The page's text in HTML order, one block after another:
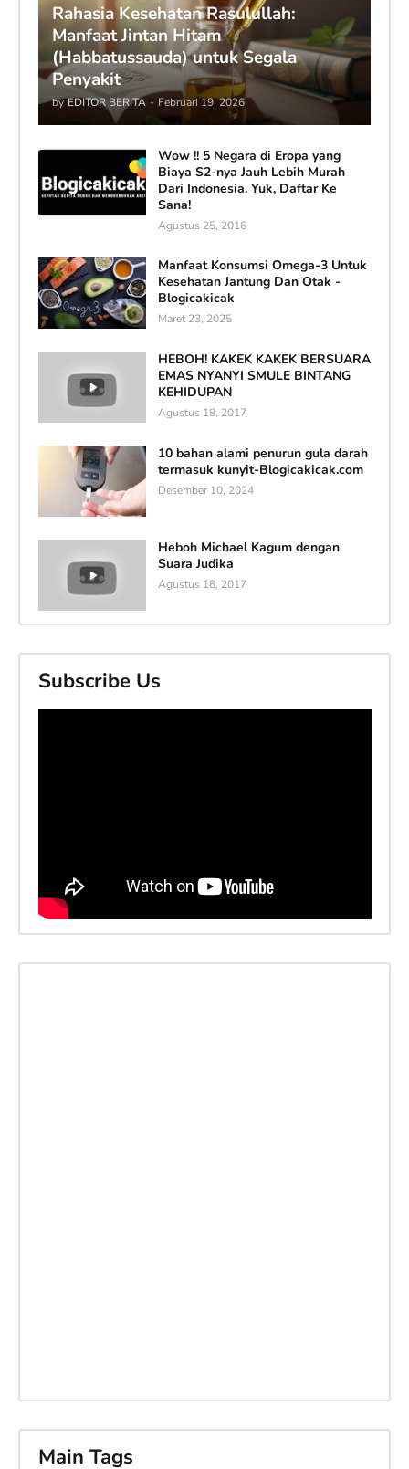
Rahasia Kesehatan Rasulullah:
Manfaat Jintan Hitam
(Habbatussauda) untuk Segala
Penyakit
by EDITOR BERITA - Februari 19, 2026
Wow !! 5 Negara di Eropa yang
Biaya S2-nya Jauh Lebih Murah
Dari Indonesia. Yuk, Daftar Ke
Sana!
Agustus 25, 2016
Manfaat Konsumsi Omega-3 Untuk
Kesehatan Jantung Dan Otak -
Blogicakicak
Maret 23, 2025
HEBOH! KAKEK KAKEK BERSUARA
EMAS NYANYI SMULE BINTANG
KEHIDUPAN
Agustus 18, 2017
10 bahan alami penurun gula darah
termasuk kunyit-Blogicakicak.com
Desember 10, 2024
Heboh Michael Kagum dengan
Suara Judika
Agustus 18, 2017
Subscribe Us
Main Tags